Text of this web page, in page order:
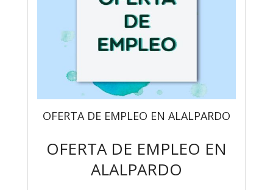
OFERTA DE EMPLEO EN ALALPARDO
OFERTA DE EMPLEO EN
ALALPARDO